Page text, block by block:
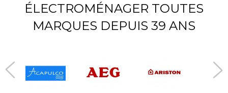
ÉLECTROMÉNAGER TOUTES
MARQUES DEPUIS 39 ANS